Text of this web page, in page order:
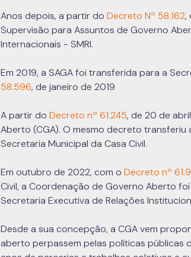
Anos depois, a partir do Decreto Nº 58.162,
Supervisão para Assuntos de Governo
Internacionais - SMRI.
Em 2019, a SAGA foi transferida para a
58.596, de janeiro de 2019
A partir do Decreto nº 61.245, de 20 de
Aberto (CGA). O mesmo decreto transferiu
Secretaria Municipal da Casa Civil.
Em outubro de 2022, com o Decreto nº
Civil, a Coordenação de Governo Aberto
Secretaria Executiva de Relações
Desde a sua concepção, a CGA vem
aberto perpassem pelas políticas públicas